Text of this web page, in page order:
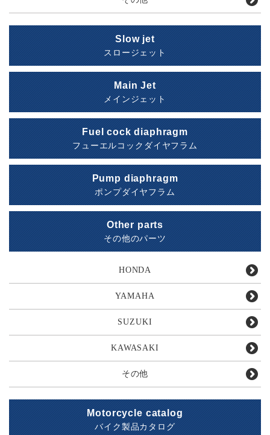
Slow jet
スロージェット
Main Jet
メインジェット
Fuel cock diaphragm
フューエルコックダイヤフラム
Pump diaphragm
ポンプダイヤフラム
Other parts
その他のパーツ
HONDA
YAMAHA
SUZUKI
KAWASAKI
その他
Motorcycle catalog
バイク製品カタログ